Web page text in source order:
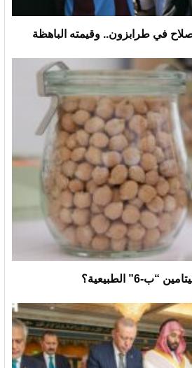
في طرابزون.. وقيمته الباهظة
6” الطبيعية؟